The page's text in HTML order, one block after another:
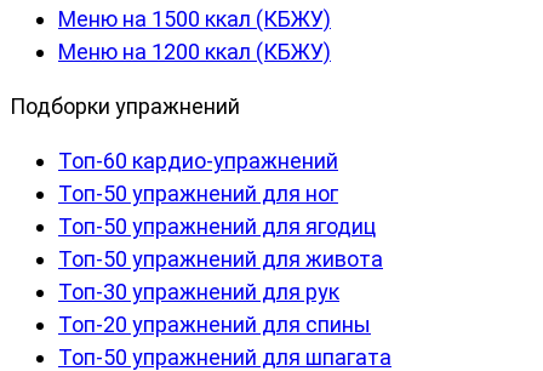
Меню на 1500 ккал (КБЖУ)
Меню на 1200 ккал (КБЖУ)
Подборки упражнений
Топ-60 кардио-упражнений
Топ-50 упражнений для ног
Топ-50 упражнений для ягодиц
Топ-50 упражнений для живота
Топ-30 упражнений для рук
Топ-20 упражнений для спины
Топ-50 упражнений для шпагата